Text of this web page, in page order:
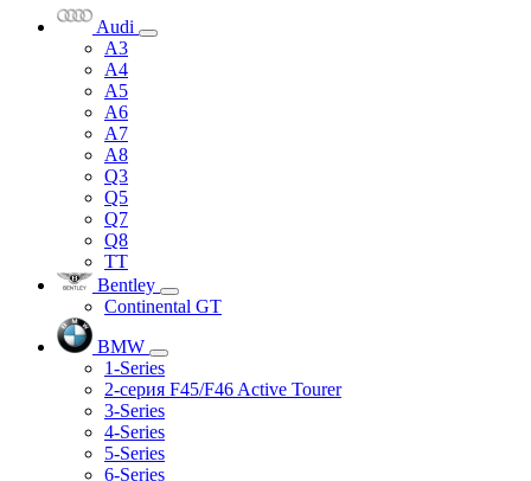
Audi
A3
A4
A5
A6
A7
A8
Q3
Q5
Q7
Q8
TT
Bentley
Continental GT
BMW
1-Series
2-серия F45/F46 Active Tourer
3-Series
4-Series
5-Series
6-Series